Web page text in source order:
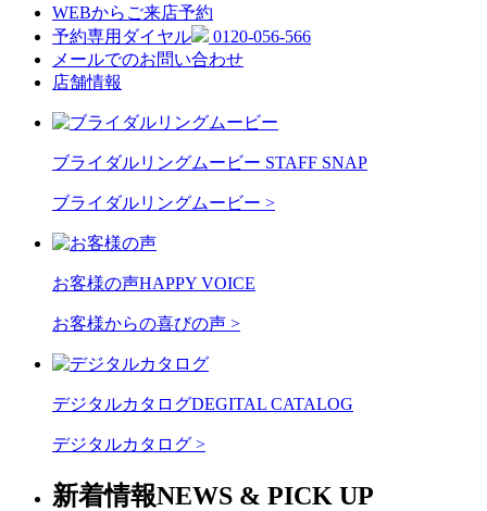
WEBからご来店予約
予約専用ダイヤル
0120-056-566
メールでのお問い合わせ
店舗情報
ブライダルリングムービー STAFF SNAP
ブライダルリングムービー >
お客様の声HAPPY VOICE
お客様からの喜びの声 >
デジタルカタログDEGITAL CATALOG
デジタルカタログ >
新着情報NEWS & PICK UP